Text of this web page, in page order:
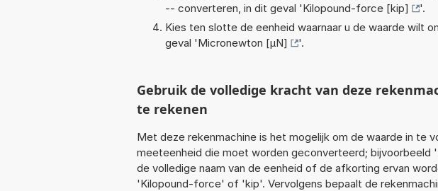
-- converteren, in dit geval 'Kilopound-force [kip]
'.
Kies ten slotte de eenheid waarnaar u de waarde wilt
geval 'Micronewton [µN] '.
Gebruik de volledige kracht van deze
te rekenen
Met deze rekenmachine is het mogelijk om de waarde in te
meeteenheid die moet worden geconverteerd; bijvoorbeeld
de volledige naam van de eenheid of de afkorting ervan
'Kilopound-force' of 'kip'. Vervolgens bepaalt de